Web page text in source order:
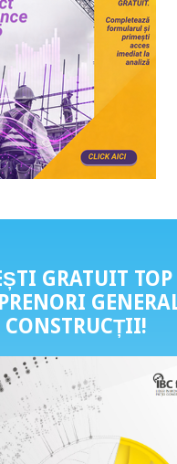
GRATUIT
CONSTRUCȚII!